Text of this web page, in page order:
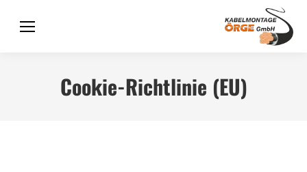
Cookie-Richtlinie (EU)